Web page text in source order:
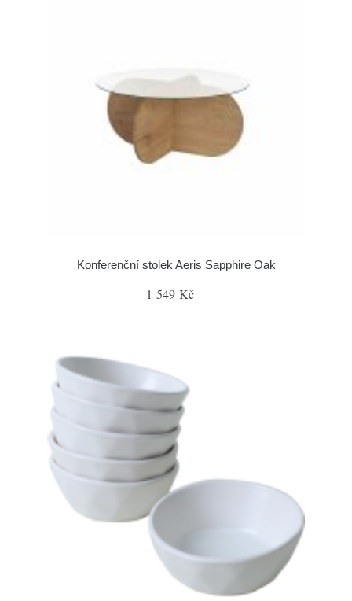
Konferenční stolek Aeris Sapphire Oak
1 549 Kč